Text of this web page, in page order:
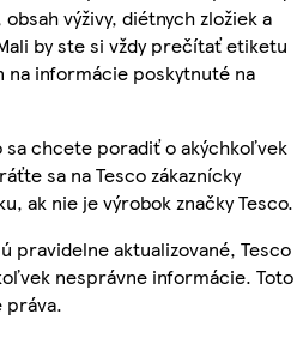
výživy, diétnych zložiek a
by ste si vždy prečítať etiketu
na informácie poskytnuté na
sa chcete poradiť o akýchkoľvek
sa na Tesco zákaznícky
ak nie je výrobok značky Tesco.
pravidelne aktualizované, Tesco
nesprávne informácie. Toto
práva.